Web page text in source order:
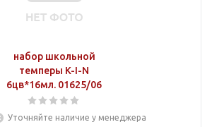
набор школьной
темперы K-I-N
6цв*16мл. 01625/06
Уточняйте наличие у менеджера